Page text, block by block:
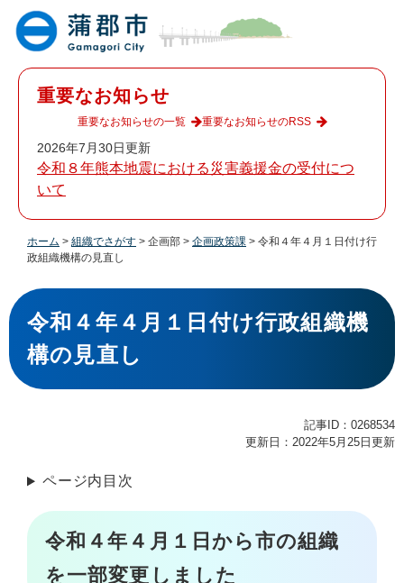
重要なお知らせ
2026年7月30日更新
令和８年熊本地震における災害義援金の受付につ
いて
重要なお知らせの一覧 重要なお知らせのRSS
ホーム > 組織でさがす > 企画部 > 企画政策課 > 令和４年４月１日付け行
政組織機構の見直し
本
文
令和４年４月１日付け行政組織機
構の見直し
記事ID：0268534
更新日：2022年5月25日更新
ページ内目次
令和４年４月１日から市の組織
を一部変更しました